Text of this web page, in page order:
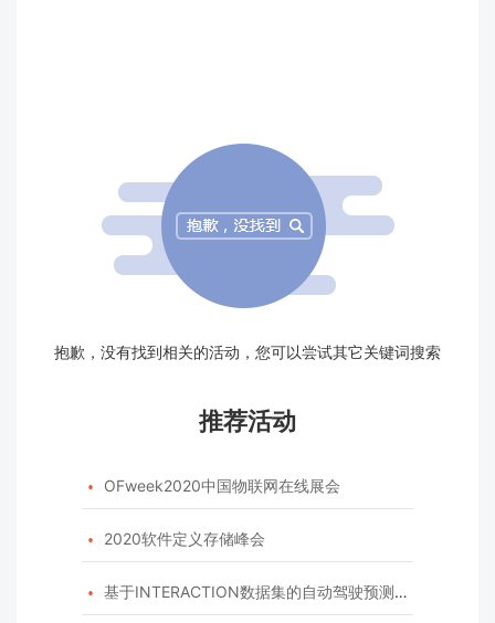
抱歉，没有找到相关的活动，您可以尝试其它关键词搜索
推荐活动
 OFweek2020中国物联网在线展会
 2020软件定义存储峰会
 基于INTERACTION数据集的自动驾驶预测模型挑战赛